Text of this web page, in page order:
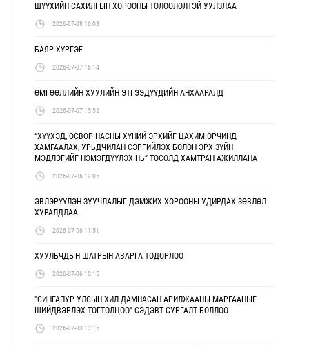
ШҮҮХИЙН САХИЛГЫН ХОРООНЫ ТӨЛӨӨЛӨЛТЭЙ УУЛЗЛАА
2026-07-08 16:03
БАЯР ХҮРГЭЕ
2026-07-07 16:14
ӨМГӨӨЛЛИЙН ХУУЛИЙН ЭТГЭЭДҮҮДИЙН АНХААРАЛД
2026-07-07 15:52
“ХҮҮХЭД, ӨСВӨР НАСНЫ ХҮНИЙ ЭРХИЙГ ЦАХИМ ОРЧИНД
ХАМГААЛАХ, УРЬДЧИЛАН СЭРГИЙЛЭХ БОЛОН ЭРХ ЗҮЙН
МЭДЛЭГИЙГ НЭМЭГДҮҮЛЭХ НЬ” ТӨСӨЛД ХАМТРАН АЖИЛЛАНА
2026-07-06 12:05
ЭВЛЭРҮҮЛЭН ЗУУЧЛАЛЫГ ДЭМЖИХ ХОРООНЫ УДИРДАХ ЗӨВЛӨЛ
ХУРАЛДЛАА
2026-07-06 11:51
ХУУЛЬЧДЫН ШАТРЫН АВАРГА ТОДОРЛОО
2026-07-06 10:15
"СИНГАПУР УЛСЫН ХИЛ ДАМНАСАН АРИЛЖААНЫ МАРГААНЫГ
ШИЙДВЭРЛЭХ ТОГТОЛЦОО" СЭДЭВТ СУРГАЛТ БОЛЛОО
2026-07-03 13:15